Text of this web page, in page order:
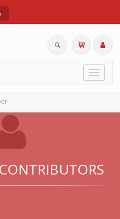
Toggle